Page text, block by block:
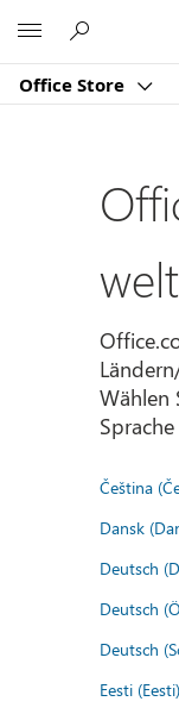
Office Store
Wählen
Čeština
Dansk
Deutsch
Deutsch
Deutsch
Eesti (Eesti)